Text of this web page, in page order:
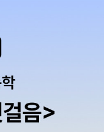
, 중국, 한국 소설 한
이류 5. 멀고도 가까운
게 가장 큰 감동을 준 책
져서 아릿한 느낌을 자
엿보이지만, 또 어느 순
런 글을 잘 쓴 에세이라
의 사사를 받았다고 공표
>가 생각나는 것일까?<
지에 영화화결정이라고
. 여튼 세 소설 모두 쉬운
이 어떤지 알기에 쉽게
고 있다. 카테고리까지
메이의 글을 읽으면서
금이 아니면 언제?> ♥♥
감동나가오카 겐메이 <
(1년일지 10년일지..)